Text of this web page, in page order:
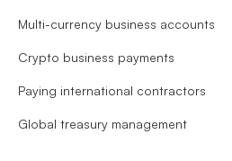
Multi-currency business accounts
Crypto business payments
Paying international contractors
Global treasury management